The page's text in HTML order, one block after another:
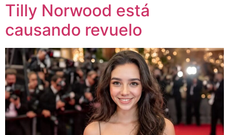
Tilly Norwood está
causando revuelo